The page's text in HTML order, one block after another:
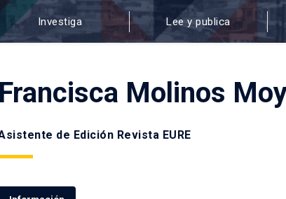
Investiga Lee y publica
Francisca Molinos
de Edición Revista EURE